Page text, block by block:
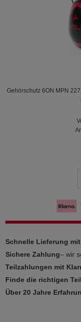
Gehörschutz 6ON MPN
Schnelle Lieferung
Sichere Zahlung– wir
Teilzahlungen mit
Finde die richtigen
Über 20 Jahre